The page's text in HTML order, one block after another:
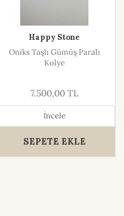
Happy Stone
Oniks Taşlı Gümüş Paralı
Kolye
7.500,00 TL
İncele
SEPETE EKLE